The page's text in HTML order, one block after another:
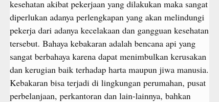
kesehatan akibat pekerjaan yang dilakukan maka sangat
diperlukan adanya perlengkapan yang akan melindungi
pekerja dari adanya kecelakaan dan gangguan kesehatan
tersebut. Bahaya kebakaran adalah bencana api yang
sangat berbahaya karena dapat menimbulkan kerusakan
dan kerugian baik terhadap harta maupun jiwa manusia.
Kebakaran bisa terjadi di lingkungan perumahan, pusat
perbelanjaan, perkantoran dan lain-lainnya, bahkan